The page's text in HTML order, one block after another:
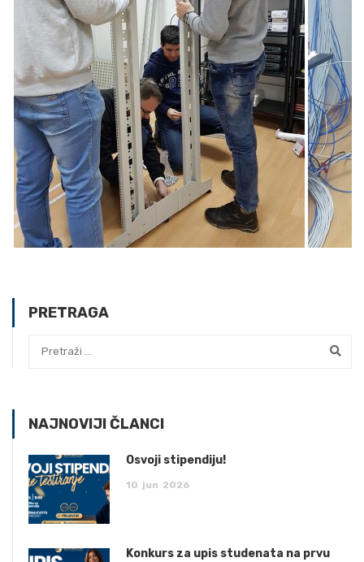
PRETRAGA
NAJNOVIJI ČLANCI
Osvoji stipendiju!
10 jun 2026
Konkurs za upis studenata na prvu